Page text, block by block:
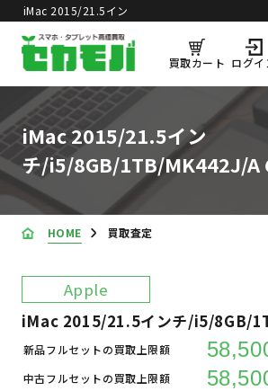
買取価
iMac 2015/21.5イン
買取カート ログイ
iMac 2015/21.5イン
チ/i5/8GB/1TB/MK442J/A
HOME 買取査定
Apple
iMac 2015/21.5インチ/i5/8GB/
新品フルセットの買取上限額
中古フルセットの買取上限額